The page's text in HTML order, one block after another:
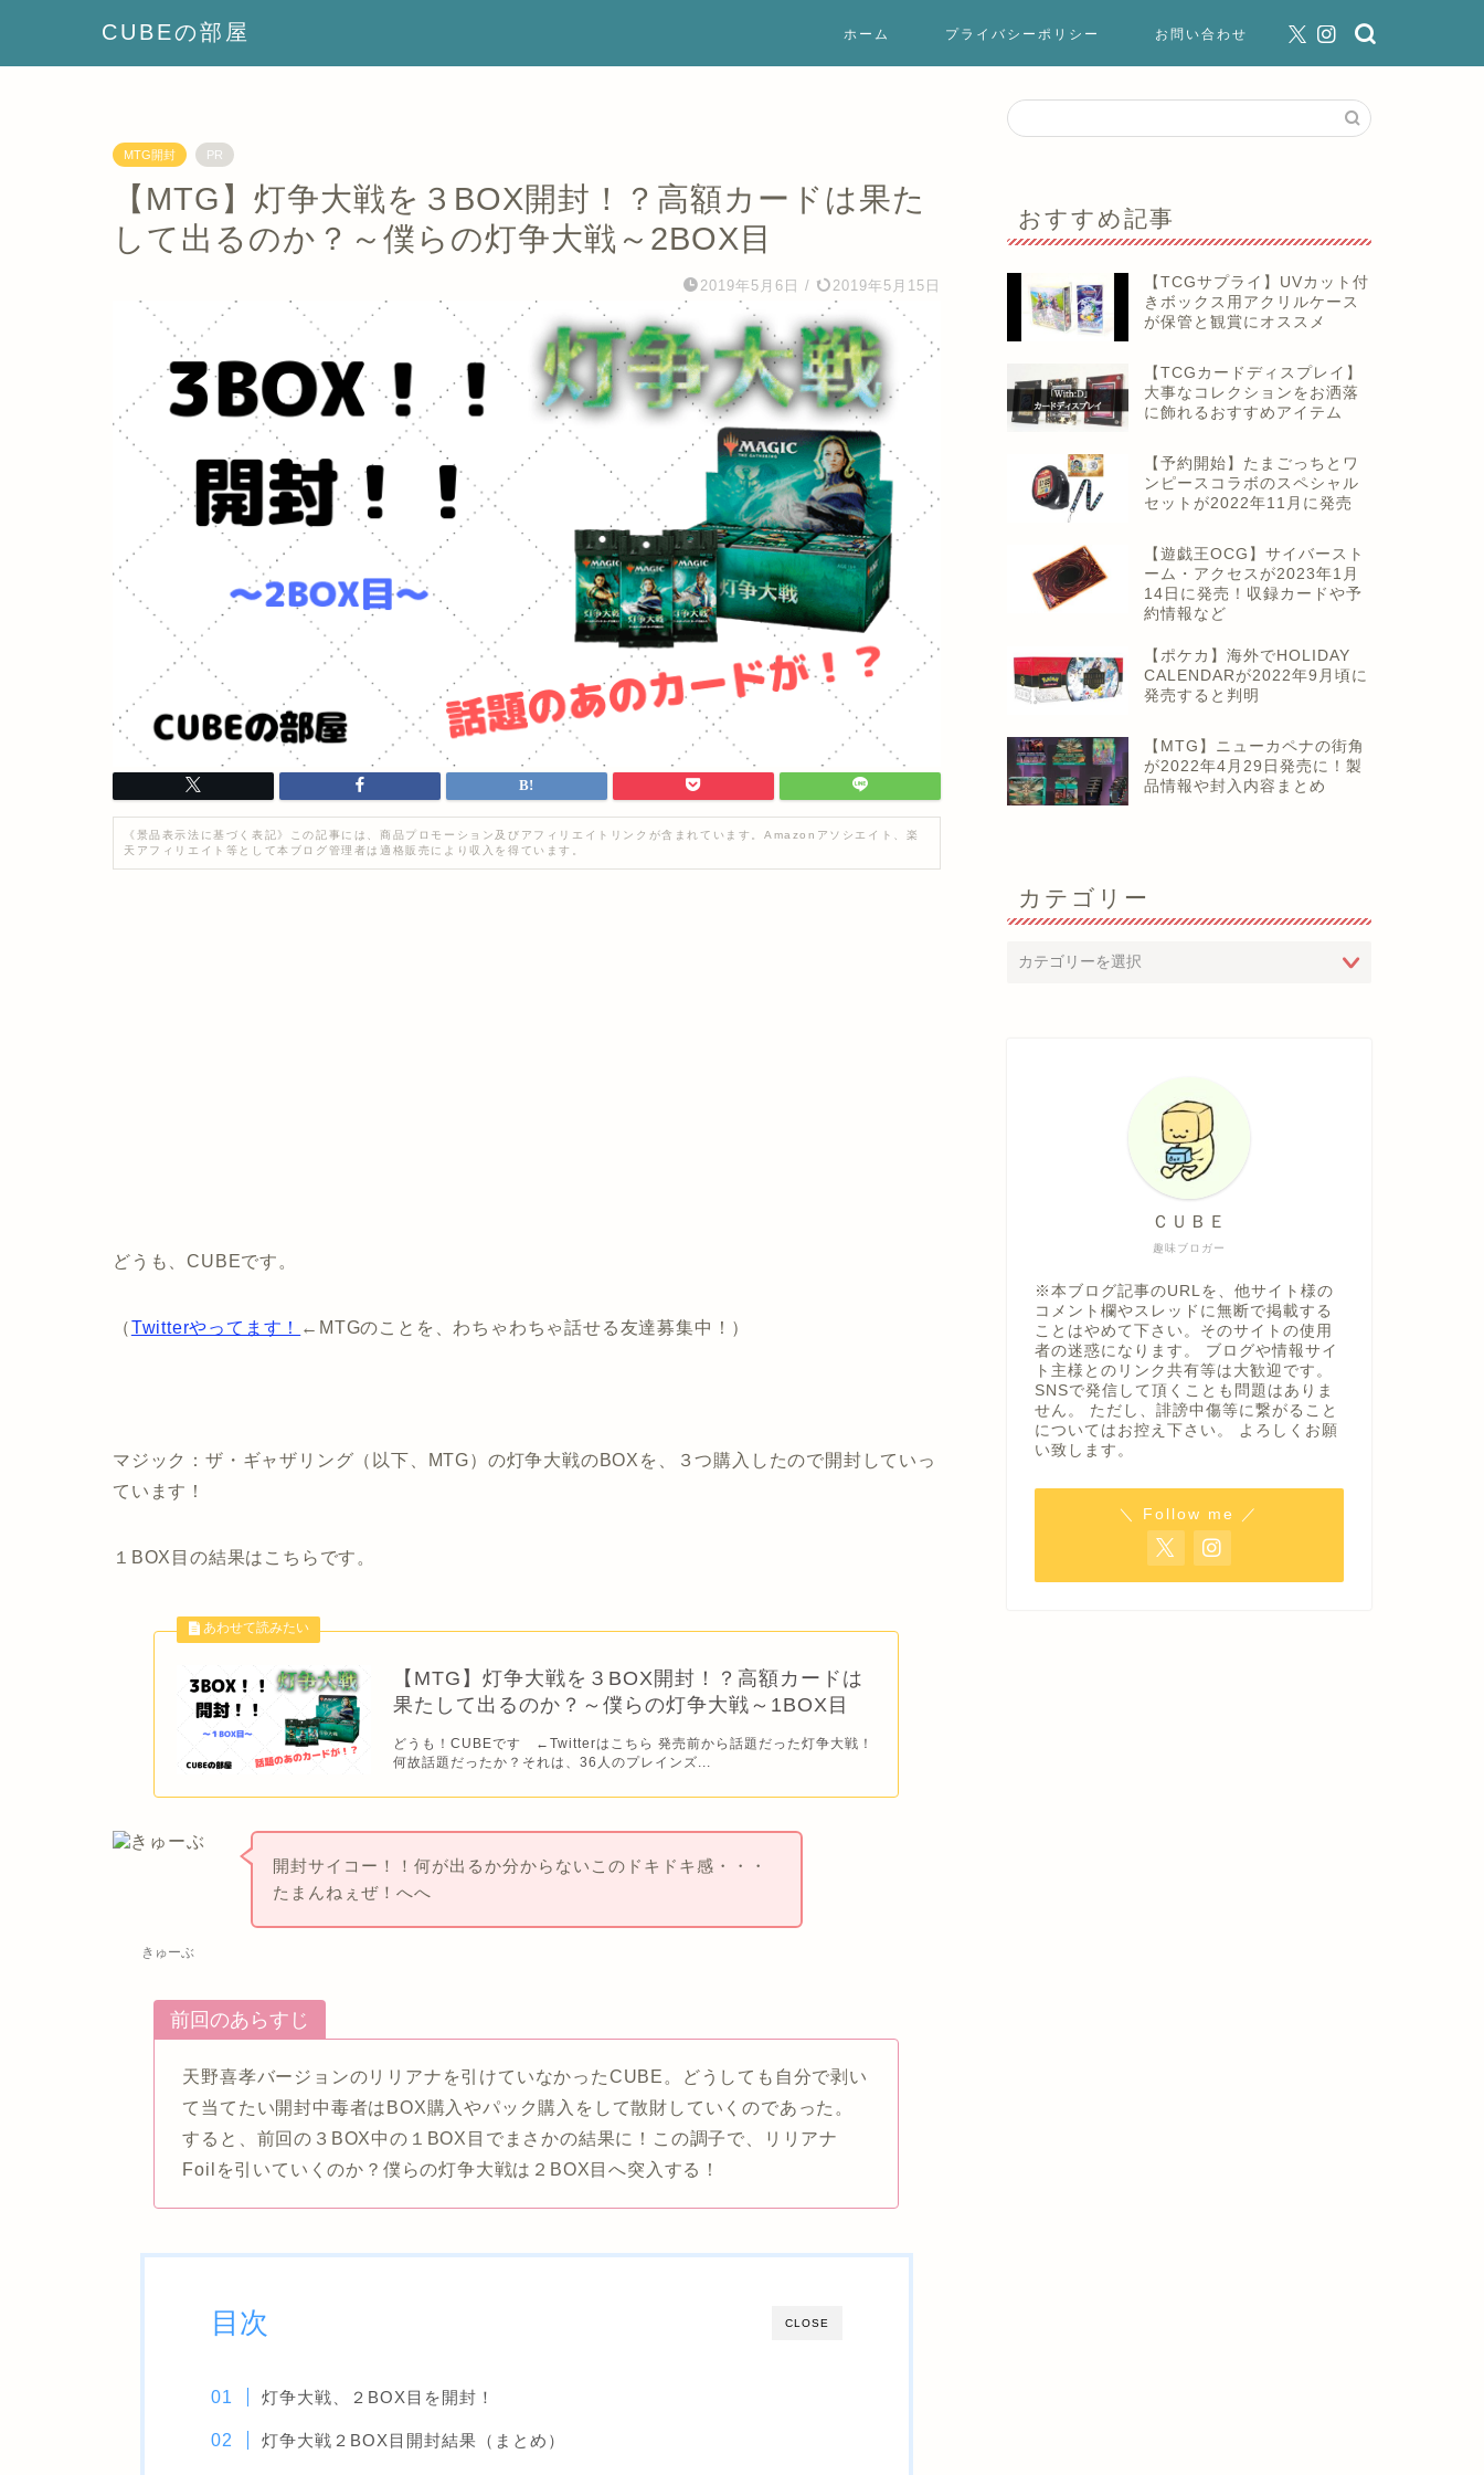
CUBEの部屋 ホーム プライバシーポリシー お問い合わせ
MTG開封 PR
【MTG】灯争大戦を３BOX開封！？高額カードは果た
して出るのか？～僕らの灯争大戦～2BOX目
2019年5月6日 / 2019年5月15日
《景品表示法に基づく表記》この記事には、商品プロモーション及びアフィリエイトリンクが含まれています。Amazonアソシエイト、楽
天アフィリエイト等として本ブログ管理者は適格販売により収入を得ています。
どうも、CUBEです。
（Twitterやってます！ ←MTGのことを、わちゃわちゃ話せる友達募集中！）
マジック：ザ・ギャザリング（以下、MTG）の灯争大戦のBOXを、３つ購入したので開封していっ
ています！
１BOX目の結果はこちらです。
【MTG】灯争大戦を３BOX開封！？高額カードは
果たして出るのか？～僕らの灯争大戦～1BOX目
どうも！CUBEです ←Twitterはこちら 発売前から話題だった灯争大戦！
何故話題だったか？それは、36人のプレインズ...
きゅーぶ
開封サイコー！！何が出るか分からないこのドキドキ感・・・
たまんねぇぜ！へへ
前回のあらすじ
天野喜孝バージョンのリリアナを引けていなかったCUBE。どうしても自分で剥い
て当てたい開封中毒者はBOX購入やパック購入をして散財していくのであった。
すると、前回の３BOX中の１BOX目でまさかの結果に！この調子で、リリアナ
Foilを引いていくのか？僕らの灯争大戦は２BOX目へ突入する！
CLOSE
目次
灯争大戦、２BOX目を開封！
灯争大戦２BOX目開封結果（まとめ）
おすすめ記事
【TCGサプライ】UVカット付
きボックス用アクリルケース
が保管と観賞にオススメ
【TCGカードディスプレイ】
大事なコレクションをお洒落
に飾れるおすすめアイテム
【予約開始】たまごっちとワ
ンピースコラボのスペシャル
セットが2022年11月に発売
【遊戯王OCG】サイバースト
ーム・アクセスが2023年1月
14日に発売！収録カードや予
約情報など
【ポケカ】海外でHOLIDAY
CALENDARが2022年9月頃に
発売すると判明
【MTG】ニューカペナの街角
が2022年4月29日発売に！製
品情報や封入内容まとめ
カテゴリー
趣味ブロガー
ＣＵＢＥ
※本ブログ記事のURLを、他サイト様の
コメント欄やスレッドに無断で掲載する
ことはやめて下さい。そのサイトの使用
者の迷惑になります。 ブログや情報サイ
ト主様とのリンク共有等は大歓迎です。
SNSで発信して頂くことも問題はありま
せん。 ただし、誹謗中傷等に繋がること
についてはお控え下さい。 よろしくお願
い致します。
＼ Follow me ／